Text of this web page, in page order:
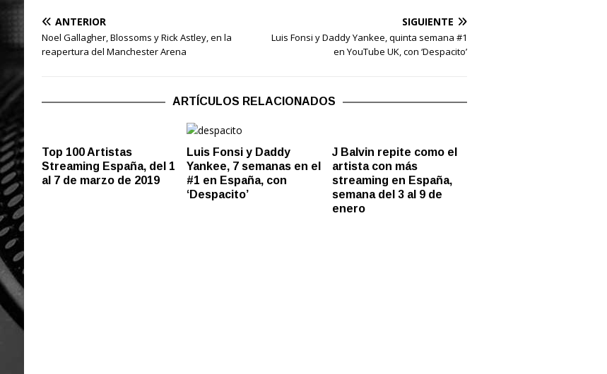
ANTERIOR
Noel Gallagher, Blossoms y Rick Astley, en la
reapertura del Manchester Arena
SIGUIENTE
Luis Fonsi y Daddy Yankee, quinta semana #1
en YouTube UK, con ‘Despacito’
ARTÍCULOS RELACIONADOS
Top 100 Artistas
Streaming España, del 1
al 7 de marzo de 2019
Luis Fonsi y Daddy
Yankee, 7 semanas en el
#1 en España, con
‘Despacito’
J Balvin repite como el
artista con más
streaming en España,
semana del 3 al 9 de
enero